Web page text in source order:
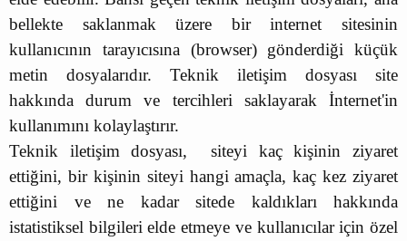
bellekte saklanmak üzere bir internet sitesinin
kullanıcının tarayıcısına (browser) gönderdiği küçük
metin dosyalarıdır. Teknik iletişim dosyası site
hakkında durum ve tercihleri saklayarak İnternet'in
kullanımını kolaylaştırır.
Teknik iletişim dosyası, siteyi kaç kişinin ziyaret
ettiğini, bir kişinin siteyi hangi amaçla, kaç kez ziyaret
ettiğini ve ne kadar sitede kaldıkları hakkında
istatistiksel bilgileri elde etmeye ve kullanıcılar için özel